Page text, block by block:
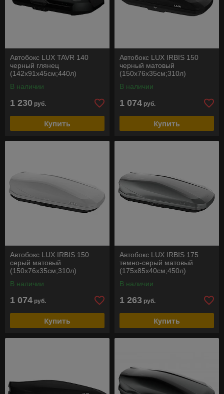
Автобокс LUX TAVR 140
черный глянец
(142х91х45см;440л)
В наличии
1 230 руб.
Купить
Автобокс LUX IRBIS 150
черный матовый
(150х76х35см;310л)
В наличии
1 074 руб.
Купить
Автобокс LUX IRBIS 150
серый матовый
(150х76х35см;310л)
В наличии
1 074 руб.
Купить
Автобокс LUX IRBIS 175
темно-серый матовый
(175х85х40см;450л)
В наличии
1 263 руб.
Купить